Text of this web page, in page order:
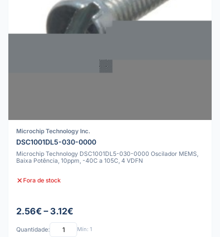
Microchip Technology Inc.
DSC1001DL5-030-0000
Microchip Technology DSC1001DL5-030-0000 Oscilador MEMS,
Baixa Potência, 10ppm, -40C a 105C, 4 VDFN
Fora de stock
2.56€ – 3.12€
Quantidade: Mín: 1